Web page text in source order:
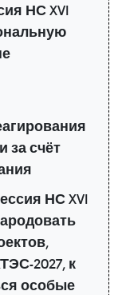
НС XVI
за счёт
НС XVI
2027, к
особые